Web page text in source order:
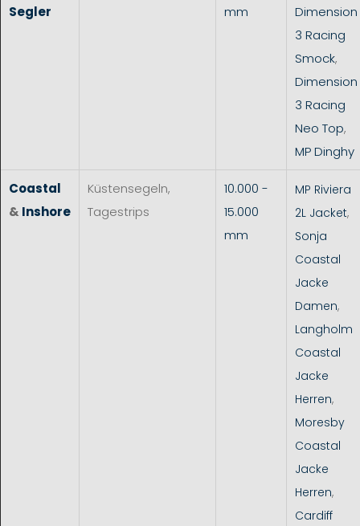
Segler mm
Dimension
3 Racing
Smock,
Dimension
3 Racing
Neo Top,
MP Dinghy
Coastal
& Inshore
Küstensegeln,
Tagestrips
10.000 -
15.000
mm
MP Riviera
2L Jacket,
Sonja
Coastal
Jacke
Damen,
Langholm
Coastal
Jacke
Herren,
Moresby
Coastal
Jacke
Herren,
Cardiff